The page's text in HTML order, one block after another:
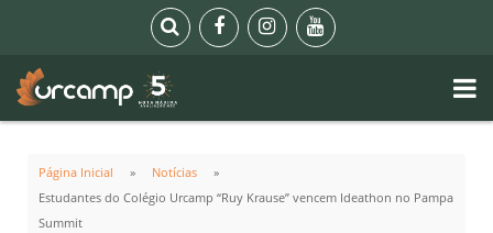
Página Inicial
Notícias
Estudantes do Colégio Urcamp “Ruy Krause” vencem Ideathon no Pampa
Summit